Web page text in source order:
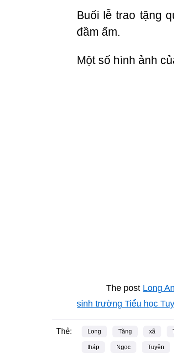
Buổi lễ trao tặng
đầm ấm.
Một số hình ảnh
The post Long
sinh trường Tiểu học
Thẻ: Long Tăng xã
tháp Ngọc Tuyên